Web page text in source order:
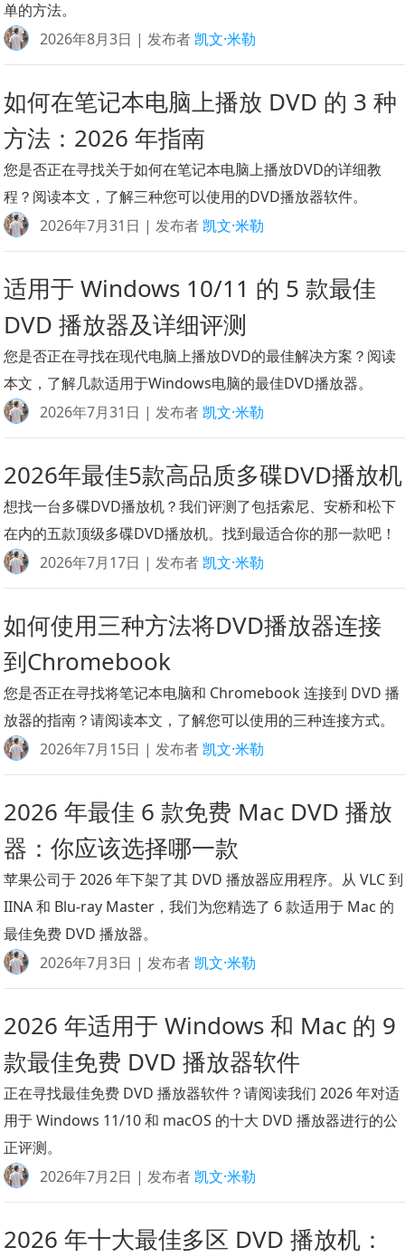
单的方法。
2026年8月3日 | 发布者凯文·米勒
如何在笔记本电脑上播放 DVD 的 3 种
方法：2026 年指南
您是否正在寻找关于如何在笔记本电脑上播放DVD的详细教
程？阅读本文，了解三种您可以使用的DVD播放器软件。
2026年7月31日 | 发布者凯文·米勒
适用于 Windows 10/11 的 5 款最佳
DVD 播放器及详细评测
您是否正在寻找在现代电脑上播放DVD的最佳解决方案？阅读
本文，了解几款适用于Windows电脑的最佳DVD播放器。
2026年7月31日 | 发布者凯文·米勒
2026年最佳5款高品质多碟DVD播放机
想找一台多碟DVD播放机？我们评测了包括索尼、安桥和松下
在内的五款顶级多碟DVD播放机。找到最适合你的那一款吧！
2026年7月17日 | 发布者凯文·米勒
如何使用三种方法将DVD播放器连接
到Chromebook
您是否正在寻找将笔记本电脑和 Chromebook 连接到 DVD 播
放器的指南？请阅读本文，了解您可以使用的三种连接方式。
2026年7月15日 | 发布者凯文·米勒
2026 年最佳 6 款免费 Mac DVD 播放
器：你应该选择哪一款
苹果公司于 2026 年下架了其 DVD 播放器应用程序。从 VLC 到
IINA 和 Blu-ray Master，我们为您精选了 6 款适用于 Mac 的
最佳免费 DVD 播放器。
2026年7月3日 | 发布者凯文·米勒
2026 年适用于 Windows 和 Mac 的 9
款最佳免费 DVD 播放器软件
正在寻找最佳免费 DVD 播放器软件？请阅读我们 2026 年对适
用于 Windows 11/10 和 macOS 的十大 DVD 播放器进行的公
正评测。
2026年7月2日 | 发布者凯文·米勒
2026 年十大最佳多区 DVD 播放机：